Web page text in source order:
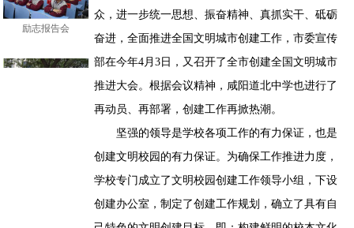
励志报告会
众，进一步统一思想、振奋精神、真抓实干、砥砺
奋进，全面推进全国文明城市创建工作，市委宣传
部在今年4月3日，又召开了全市创建全国文明城市
推进大会。根据会议精神，咸阳道北中学也进行了
再动员、再部署，创建工作再掀热潮。
坚强的领导是学校各项工作的有力保证，也是
创建文明校园的有力保证。为确保工作推进力度，
学校专门成立了文明校园创建工作领导小组，下设
创建办公室，制定了创建工作规划，确立了具有自